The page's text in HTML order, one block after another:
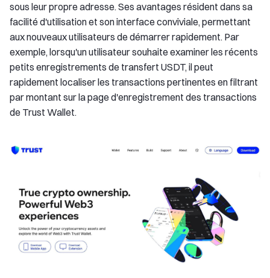
sous leur propre adresse. Ses avantages résident dans sa
facilité d'utilisation et son interface conviviale, permettant
aux nouveaux utilisateurs de démarrer rapidement. Par
exemple, lorsqu'un utilisateur souhaite examiner les récents
petits enregistrements de transfert USDT, il peut
rapidement localiser les transactions pertinentes en filtrant
par montant sur la page d'enregistrement des transactions
de Trust Wallet.